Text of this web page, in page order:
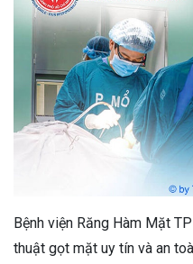
Bệnh viện Răng Hàm Mặt
thuật gọt mặt uy tín và an